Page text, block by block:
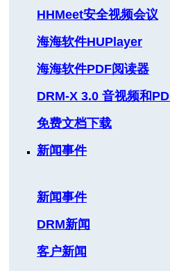
HHMeet安全视频会议
海海软件HUPlayer
海海软件PDF阅读器
DRM-X 3.0 音视频和
免费文档下载
新闻事件
新闻事件
DRM新闻
客户新闻